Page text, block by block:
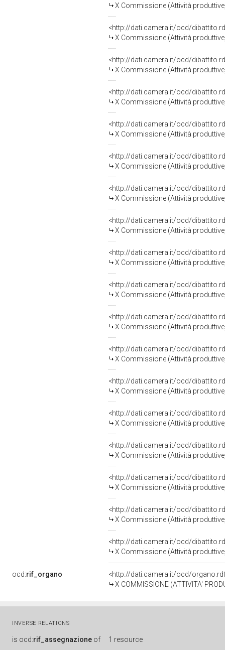
X Commissione (Attività
<http://dati.camera.it/ocd/
X Commissione (Attività
<http://dati.camera.it/ocd/
X Commissione (Attività
<http://dati.camera.it/ocd/
X Commissione (Attività
<http://dati.camera.it/ocd/
X Commissione (Attività
<http://dati.camera.it/ocd/
X Commissione (Attività
<http://dati.camera.it/ocd/
X Commissione (Attività
<http://dati.camera.it/ocd/
X Commissione (Attività
<http://dati.camera.it/ocd/
X Commissione (Attività
<http://dati.camera.it/ocd/
X Commissione (Attività
<http://dati.camera.it/ocd/
X Commissione (Attività
<http://dati.camera.it/ocd/
X Commissione (Attività
<http://dati.camera.it/ocd/
X Commissione (Attività
<http://dati.camera.it/ocd/
X Commissione (Attività
<http://dati.camera.it/ocd/
X Commissione (Attività
<http://dati.camera.it/ocd/
X Commissione (Attività
<http://dati.camera.it/ocd/
X Commissione (Attività
<http://dati.camera.it/ocd/
X Commissione (Attività
ocd:rif_organo
<http://dati.camera.it/ocd/
X COMMISSIONE (ATTIVITA'
INVERSE RELATIONS
is ocd:rif_assegnazione of 1 resource